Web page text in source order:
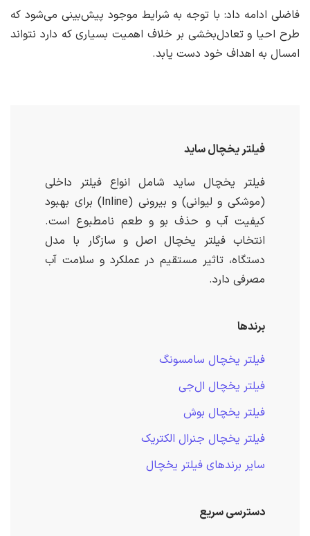
فاضلی ادامه داد: با توجه به شرایط موجود پیش‌بینی می‌شود که
طرح احیا و تعادل‌بخشی بر خلاف اهمیت بسیاری که دارد نتواند
امسال به اهداف خود دست یابد.
فیلتر یخچال ساید
فیلتر یخچال ساید شامل انواع فیلتر داخلی
(موشکی و لیوانی) و بیرونی (Inline) برای بهبود
کیفیت آب و حذف بو و طعم نامطبوع است.
انتخاب فیلتر یخچال اصل و سازگار با مدل
دستگاه، تاثیر مستقیم در عملکرد و سلامت آب
مصرفی دارد.
برندها
فیلتر یخچال سامسونگ
فیلتر یخچال ال‌جی
فیلتر یخچال بوش
فیلتر یخچال جنرال الکتریک
سایر برندهای فیلتر یخچال
دسترسی سریع